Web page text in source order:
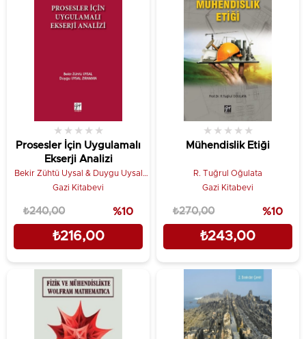
Prosesler İçin Uygulamalı
Ekserji Analizi
★ ★ ★ ★ ★
Bekir Zühtü Uysal & Duygu Uysal
Zıraman
Gazi Kitabevi
₺216,00
₺240,00 %10
Mühendislik Etiği
★ ★ ★ ★ ★
R. Tuğrul Oğulata
Gazi Kitabevi
₺243,00
₺270,00 %10